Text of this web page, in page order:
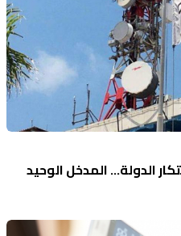
الدولة... المدخل الوحيد